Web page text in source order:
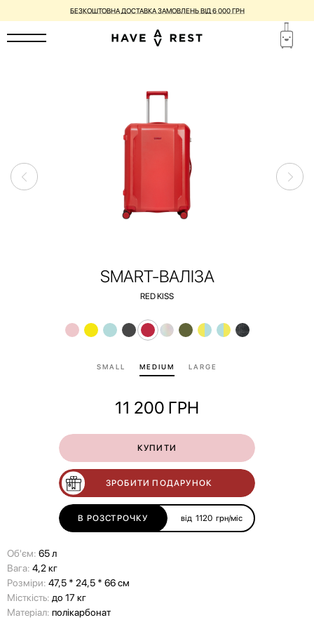
ВАЛІЗИ З НЕДОСКОНАЛОСТЯМИ ЗІ ЗНИЖКОЮ ДО -25%
SMART-ВАЛІЗА
RED KISS
SMALL MEDIUM LARGE
11 200 ГРН
КУПИТИ
ЗРОБИТИ ПОДАРУНОК
В РОЗСТРОЧКУ від 1120 грн/міс
Об'єм: 65 л
Вага: 4,2 кг
Розміри: 47,5 * 24,5 * 66 см
Місткість: до 17 кг
Матеріал: полікарбонат